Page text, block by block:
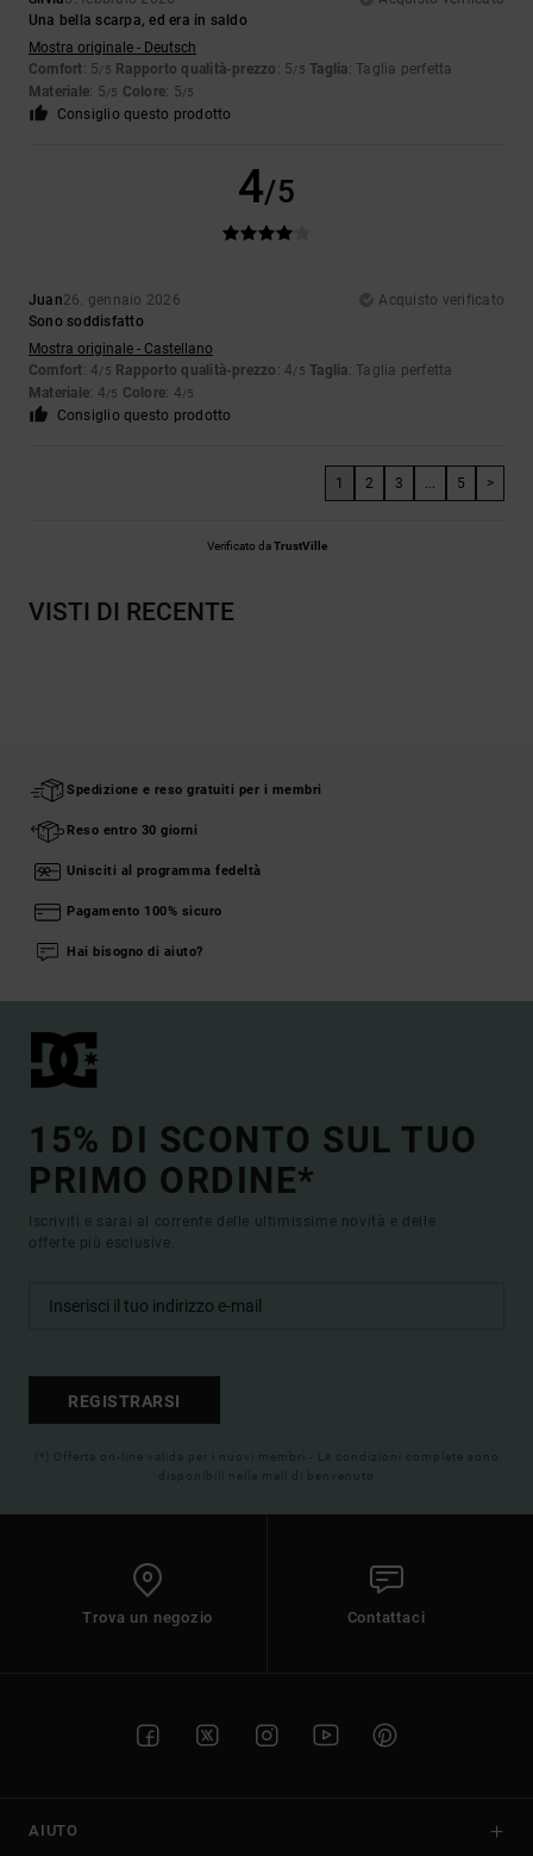
Una bella scarpa, ed era in saldo
Mostra originale - Deutsch
Comfort: 5/5 Rapporto qualità-prezzo : 5/5 Taglia: Taglia perfetta
Materiale: 5/5 Colore: 5/5
Consiglio questo prodotto
4/5
Juan26. gennaio 2026
Acquisto verificato
Sono soddisfatto
Mostra originale - Castellano
Comfort: 4/5 Rapporto qualità-prezzo : 4/5 Taglia: Taglia perfetta
Materiale: 4/5 Colore: 4/5
Consiglio questo prodotto
1 2 3 ... 5 >
Verificato daTrustVille
VISTI DI RECENTE
Spedizione e reso gratuiti per i membri
Reso entro 30 giorni
Unisciti al programma fedeltà
Pagamento 100% sicuro
Hai bisogno di aiuto?
15% DI SCONTO SUL TUO
PRIMO ORDINE*
Iscriviti e sarai al corrente delle ultimissime novità e delle
offerte più esclusive.
REGISTRARSI
(*) Offerta on-line valida per i nuovi membri - Le condizioni complete sono
disponibili nella mail di benvenuto
Trova un negozio Contattaci
AIUTO